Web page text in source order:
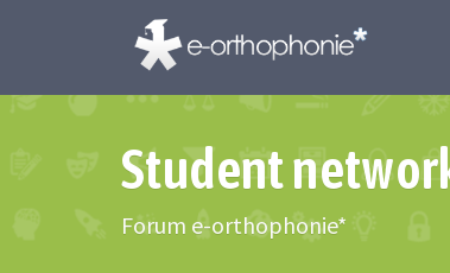
Student
Forum e-orthophonie*